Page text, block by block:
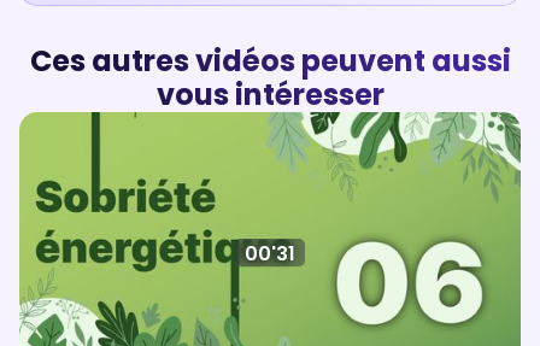
Ces autres vidéos peuvent aussi
vous intéresser
00'31